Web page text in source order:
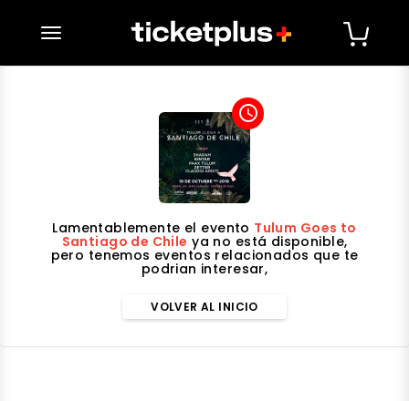
desplegar navegación
access_time
Lamentablemente el evento Tulum Goes to
Santiago de Chile ya no está disponible,
pero tenemos eventos relacionados que te
podrian interesar,
VOLVER AL INICIO